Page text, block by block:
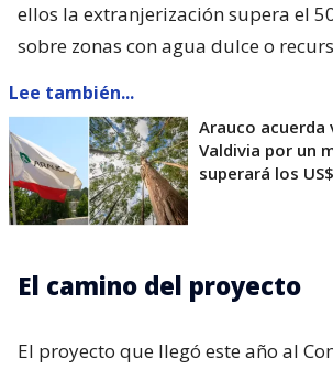
ellos la extranjerización supera el
sobre zonas con agua dulce o
Lee también...
Arauco acuerda
Valdivia por un
superará los
El camino del proyecto
El proyecto que llegó este año al